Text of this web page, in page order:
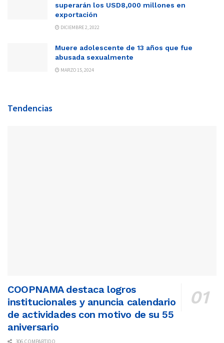
superarán los USD8,000 millones en
exportación
DICIEMBRE 2, 2022
Muere adolescente de 13 años que fue
abusada sexualmente
MARZO 15, 2024
Tendencias
COOPNAMA destaca logros
institucionales y anuncia calendario
de actividades con motivo de su 55
aniversario
306 COMPARTIDO